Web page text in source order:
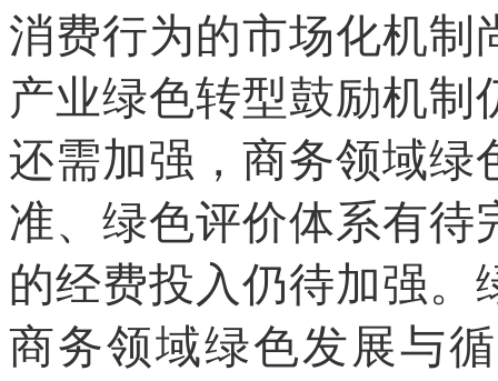
消费行为的市场化机制
产业绿色转型鼓励机制
还需加强，商务领域绿
准、绿色评价体系有待
的经费投入仍待加强。
商务领域绿色发展与